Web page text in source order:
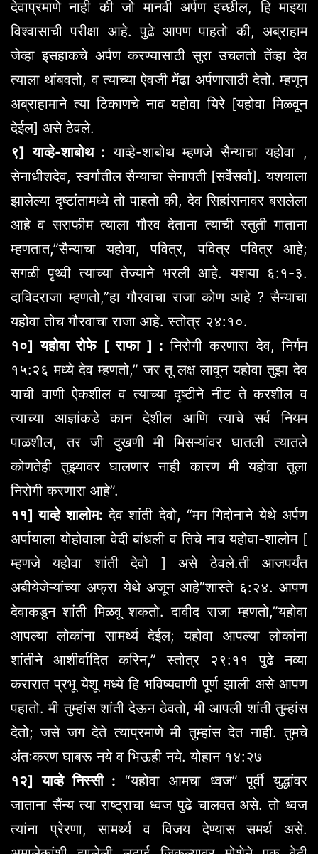
देवाप्रमाणे नाही की जो मानवी अर्पण इच्छील, हि माझ्या
विश्वासाची परीक्षा आहे. पुढे आपण पाहतो की, अब्राहाम
जेव्हा इसहाकचे अर्पण करण्यासाठी सुरा उचलतो तेंव्हा देव
त्याला थांबवतो, व त्याच्या ऐवजी मेंढा अर्पणासाठी देतो. म्हणून
अब्राहामाने त्या ठिकाणचे नाव यहोवा यिरे [यहोवा मिळवून
देईल] असे ठेवले.
९] याव्हे-शाबोथ : याव्हे-शाबोथ म्हणजे सैन्याचा यहोवा ,
सेनाधीशदेव, स्वर्गातील सैन्याचा सेनापती [सर्वेसर्वा]. यशयाला
झालेल्या दृष्टांतामध्ये तो पाहतो की, देव सिहांसनावर बसलेला
आहे व सराफीम त्याला गौरव देताना त्याची स्तुती गाताना
म्हणतात,”सैन्याचा यहोवा, पवित्र, पवित्र पवित्र आहे;
सगळी पृथ्वी त्याच्या तेज्याने भरली आहे. यशया ६:१-३.
दाविदराजा म्हणतो,”हा गौरवाचा राजा कोण आहे ? सैन्याचा
यहोवा तोच गौरवाचा राजा आहे. स्तोत्र २४:१०.
१०] यहोवा रोफे [ राफा ] :निरोगी करणारा देव, निर्गम
१५:२६ मध्ये देव म्हणतो,” जर तू लक्ष लावून यहोवा तुझा देव
याची वाणी ऐकशील व त्याच्या दृष्टीने नीट ते करशील व
त्याच्या आज्ञांकडे कान देशील आणि त्याचे सर्व नियम
पाळशील, तर जी दुखणी मी मिसऱ्यांवर घातली त्यातले
कोणतेही तुझ्यावर घालणार नाही कारण मी यहोवा तुला
निरोगी करणारा आहे”.
११] याव्हे शालोम: देव शांती देवो, “मग गिदोनाने येथे अर्पण
अर्पायाला योहोवाला वेदी बांधली व तिचे नाव यहोवा-शालोम [
म्हणजे यहोवा शांती देवो ] असे ठेवले.ती आजपर्यंत
अबीयेजेऱ्यांच्या अफ्रा येथे अजून आहे”शास्ते ६:२४. आपण
देवाकडून शांती मिळवू शकतो. दावीद राजा म्हणतो,”यहोवा
आपल्या लोकांना सामर्थ्य देईल; यहोवा आपल्या लोकांना
शांतीने आशीर्वादित करिन,” स्तोत्र २९:११ पुढे नव्या
करारात प्रभू येशू मध्ये हि भविष्यवाणी पूर्ण झाली असे आपण
पहातो. मी तुम्हांस शांती देऊन ठेवतो, मी आपली शांती तुम्हांस
देतो; जसे जग देते त्याप्रमाणे मी तुम्हांस देत नाही. तुमचे
अंतःकरण घाबरू नये व भिऊही नये. योहान १४:२७
१२] याव्हे निस्सी : “यहोवा आमचा ध्वज” पूर्वी युद्धांवर
जाताना सैंन्य त्या राष्ट्राचा ध्वज पुढे चालवत असे. तो ध्वज
त्यांना प्रेरणा, सामर्थ्य व विजय देण्यास समर्थ असे.